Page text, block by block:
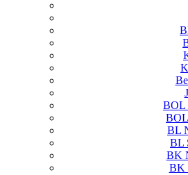
BOL
BL
BL
BK
BK